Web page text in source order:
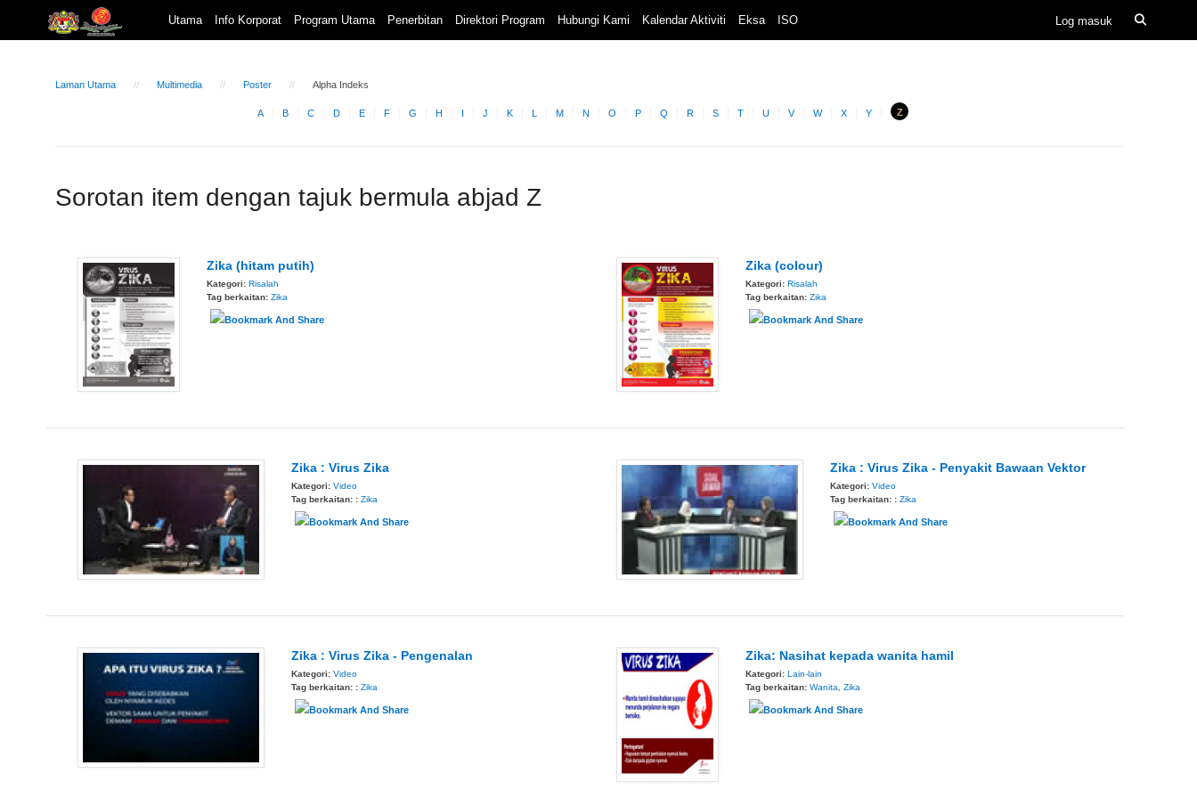
Utama Info Korporat Program Utama Penerbitan Direktori Program Hubungi Kami Kalendar Aktiviti Eksa ISO
Laman Utama Multimedia Poster Alpha Indeks
A B C D E F G H I J K L M N O P Q R S T U V W X Y Z
Sorotan item dengan tajuk bermula abjad Z
Zika (hitam putih)
Kategori: Risalah
Tag berkaitan: Zika
Zika (colour)
Kategori: Risalah
Tag berkaitan: Zika
Zika : Virus Zika
Kategori: Video
Tag berkaitan: : Zika
Zika : Virus Zika - Penyakit Bawaan Vektor
Kategori: Video
Tag berkaitan: : Zika
Zika : Virus Zika - Pengenalan
Kategori: Video
Tag berkaitan: : Zika
Zika: Nasihat kepada wanita hamil
Kategori: Lain-lain
Tag berkaitan: Wanita Zika